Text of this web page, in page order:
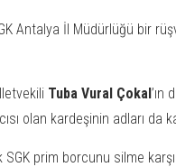
Antalya İl Müdürlüğü bir
Tuba Vural Çokal’ın
olan kardeşinin adları da
prim borcunu silme